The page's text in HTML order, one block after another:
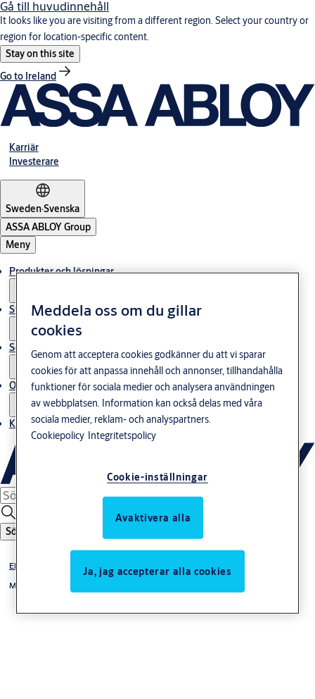
Gå till huvudinnehåll
It looks like you are visiting from a different region. Select your country or
region for location-specific content.
Stay on this site
Go to Ireland
Karriär
Investerare
Sweden·Svenska
ASSA ABLOY Group
Meny
Produkter och lösningar
Stories
Service
Om oss
Kontakta oss
Sök
Elslutbleck
Monteringsstolpar till elslutbleck 992M
Meddela oss om du gillar
cookies
Genom att acceptera cookies godkänner du att vi sparar
cookies för att anpassa innehåll och annonser, tillhandahålla
funktioner för sociala medier och analysera användningen
av webbplatsen. Information kan också delas med våra
sociala medier, reklam- och analyspartners.
Cookiepolicy Integritetspolicy
Cookie-inställningar
Avaktivera alla
Ja, jag accepterar alla cookies